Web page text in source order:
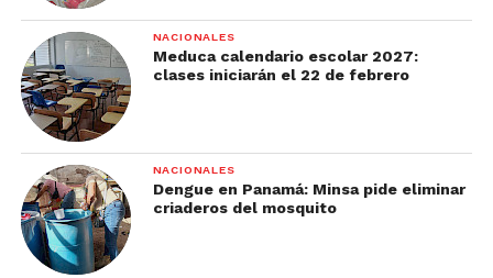
NACIONALES
Meduca calendario escolar 2027:
clases iniciarán el 22 de febrero
NACIONALES
Dengue en Panamá: Minsa pide eliminar
criaderos del mosquito